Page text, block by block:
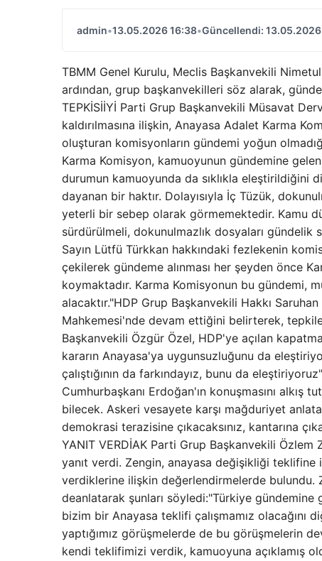
admin•13.05.2026 16:38•Güncellendi:
TBMM Genel Kurulu, Meclis Başkanvekili
ardından, grup başkanvekilleri söz alarak,
TEPKİSİİYİ Parti Grup Başkanvekili Müsavat
kaldırılmasına ilişkin, Anayasa Adalet Karma
oluşturan komisyonların gündemi yoğun
Karma Komisyon, kamuoyunun gündemine
durumun kamuoyunda da sıklıkla eleştirildiğini
dayanan bir haktır. Dolayısıyla İç Tüzük,
yeterli bir sebep olarak görmemektedir. Kamu
sürdürülmeli, dokunulmazlık dosyaları gündelik
Sayın Lütfü Türkkan hakkındaki fezlekenin
çekilerek gündeme alınması her şeyden önce
koymaktadır. Karma Komisyonun bu gündemi,
alacaktır."HDP Grup Başkanvekili Hakkı
Mahkemesi'nde devam ettiğini belirterek,
Başkanvekili Özgür Özel, HDP'ye açılan
kararın Anayasa'ya uygunsuzluğunu da
çalıştığının da farkındayız, bunu da
Cumhurbaşkanı Erdoğan'ın konuşmasını alkış
bilecek. Askeri vesayete karşı mağduriyet
demokrasi terazisine çıkacaksınız, kantarına
YANIT VERDİAK Parti Grup Başkanvekili
yanıt verdi. Zengin, anayasa değişikliği teklifine
verdiklerine ilişkin değerlendirmelerde
deanlatarak şunları söyledi:"Türkiye gündemine
bizim bir Anayasa teklifi çalışmamız olacağını
yaptığımız görüşmelerde de bu görüşmelerin
kendi teklifimizi verdik, kamuoyuna açıklamış